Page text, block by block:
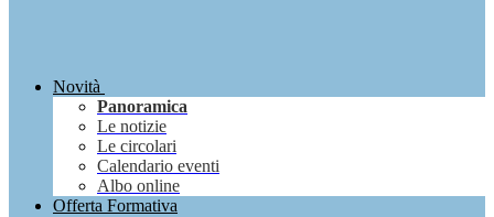
Novità
Panoramica
Le notizie
Le circolari
Calendario eventi
Albo online
Offerta Formativa